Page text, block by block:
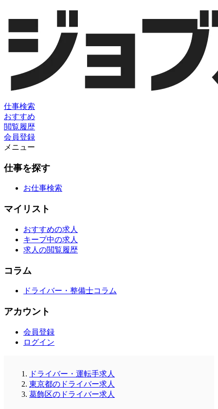
仕事検索
おすすめ
閲覧履歴
会員登録
メニュー
仕事を探す
お仕事検索
マイリスト
おすすめの求人
キープ中の求人
求人の閲覧履歴
コラム
ドライバー・整備士コラム
アカウント
会員登録
ログイン
ドライバー・運転手求人
東京都のドライバー求人
葛飾区のドライバー求人